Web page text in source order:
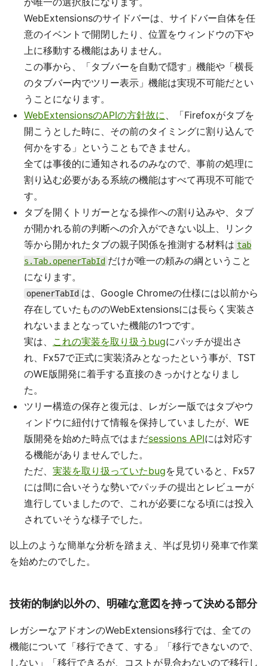
WebExtensionsのサイドバーは、サイドバー自体を任
意のイベントで開閉したり、位置をウィンドウの下や
上に移動する機能はありません。
この事から、「タブバーを自動で隠す」機能や「横長
のタブバー内でツリー表示」機能は実現不可能だとい
うことになります。
WebExtensionsのAPIの方針故に 、「Firefoxがタブを
開こうとした時に、その前のタイミングに割り込んで
何かをする」ということもできません。
全ては事後的に通知されるのみなので、事前の処理に
割り込む必要がある系統の機能はすべて再現不可能で
す。
タブを開くトリガーとなる操作への割り込みや、タブ
が開かれる前の判断への介入ができない以上、リンク
等から開かれたタブの親子関係を推測する材料は tab
s.Tab.openerTabId だけが唯一の頼みの綱ということ
になります。
openerTabId は、Google Chromeの仕様には以前から
存在していたもののWebExtensionsには長らく実装さ
れないままとなっていた機能の1つです。
実は、 これの実装を取り扱うbugにパッチが提出さ
れ、Fx57で正式に実装済みとなったという事が、TST
のWE版開発に着手する直接のきっかけとなりまし
た。
ツリー構造の保存と復元は、レガシー版ではタブやウ
ィンドウに紐付けて情報を保持していましたが、WE
版開発を始めた時点ではまだsessions APIには対応す
る機能がありませんでした。
ただ、 実装を取り扱っていたbugを見ていると、Fx57
には間に合いそうな勢いでパッチの提出とレビューが
進行していましたので、これが必要になる頃には投入
されていそうな様子でした。
以上のような簡単な分析を踏まえ、半ば見切り発車で作業
を始めたのでした。
技術的制約以外の、明確な意図を持って決める部分
レガシーなアドオンのWebExtensions移行では、全ての
機能について「移行できて、する」「移行できないので、
しない」「移行できるが、コストが見合わないので移行し